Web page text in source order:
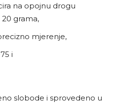
na opojnu drogu
20 grama,
mjerenje,
i
slobode i sprovedeno u